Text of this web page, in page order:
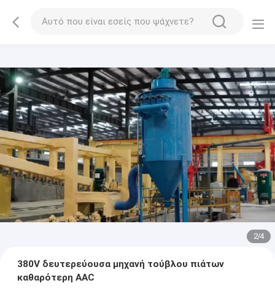
2/4
380V δευτερεύουσα μηχανή τούβλου πιάτων
καθαρότερη AAC